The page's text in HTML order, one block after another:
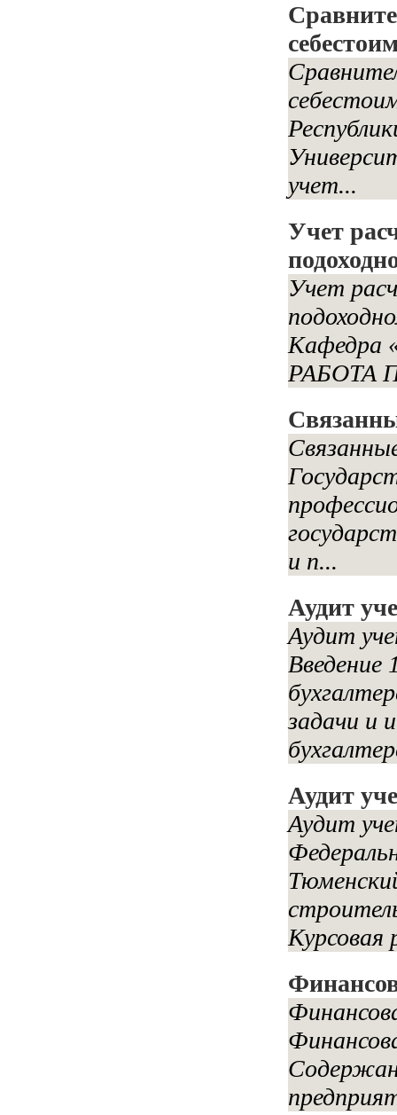
учет...
Учет
Учет
Кафедра
РАБОТА
и п...
Аудит
Аудит
Введение
задачи и
Аудит
Аудит